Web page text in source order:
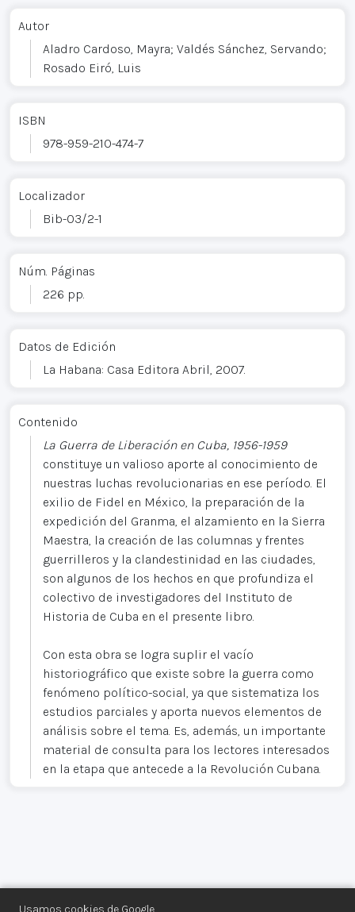
Usamos cookies de Google
Autor
Aladro Cardoso, Mayra; Valdés Sánchez, Servando;
Rosado Eiró, Luis
ISBN
978-959-210-474-7
Localizador
Bib-03/2-1
Núm. Páginas
226 pp.
Datos de Edición
La Habana: Casa Editora Abril, 2007.
Contenido
La Guerra de Liberación en Cuba, 1956-1959
constituye un valioso aporte al conocimiento de
nuestras luchas revolucionarias en ese período. El
exilio de Fidel en México, la preparación de la
expedición del Granma, el alzamiento en la Sierra
Maestra, la creación de las columnas y frentes
guerrilleros y la clandestinidad en las ciudades,
son algunos de los hechos en que profundiza el
colectivo de investigadores del Instituto de
Historia de Cuba en el presente libro.
Con esta obra se logra suplir el vacío
historiográfico que existe sobre la guerra como
fenómeno político-social, ya que sistematiza los
estudios parciales y aporta nuevos elementos de
análisis sobre el tema. Es, además, un importante
material de consulta para los lectores interesados
en la etapa que antecede a la Revolución Cubana.